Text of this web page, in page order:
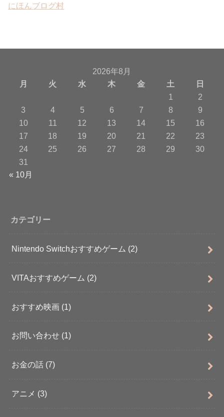
にほんブログ村
2026年8月
月
火 水 木 金 土
日
1
2
3
4 5 6 7 8
9
10
11 12 13 14 15
16
17
18 19 20 21 22
23
24
25 26 27 28 29
30
31
« 10月
カテゴリー
Nintendo Switchおすすめゲーム (2)
VITAおすすめゲーム (2)
おすすめ映画 (1)
お問い合わせ (1)
お金の話 (7)
アニメ (3)